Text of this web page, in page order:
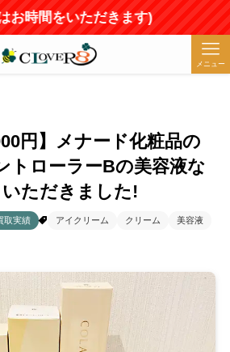
間をいただきます)
メニュー
円】メナード化粧品の
トローラーBの美容液な
ただきました!
取実績 アイクリーム クリーム 美容液